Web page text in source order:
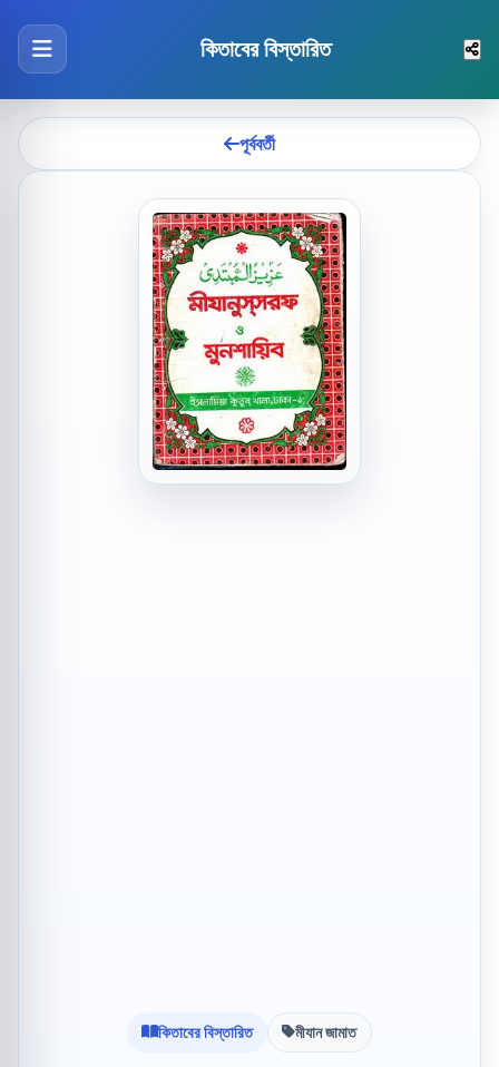
কিতাবের বিস্তারিত
পূর্ববর্তী
কিতাবের বিস্তারিত মীযান জামাত